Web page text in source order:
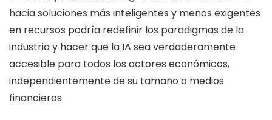
hacia soluciones más inteligentes y menos exigentes
en recursos podría redefinir los paradigmas de la
industria y hacer que la IA sea verdaderamente
accesible para todos los actores económicos,
independientemente de su tamaño o medios
financieros.